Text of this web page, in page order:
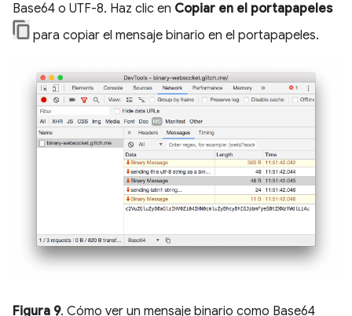
Base64 o UTF-8. Haz clic en Copiar en el portapapeles
para copiar el mensaje binario en el portapapeles.
Figura 9. Cómo ver un mensaje binario como Base64